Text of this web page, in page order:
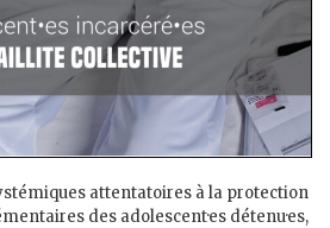
attentatoires à la protection
des adolescent·es détenu·es,